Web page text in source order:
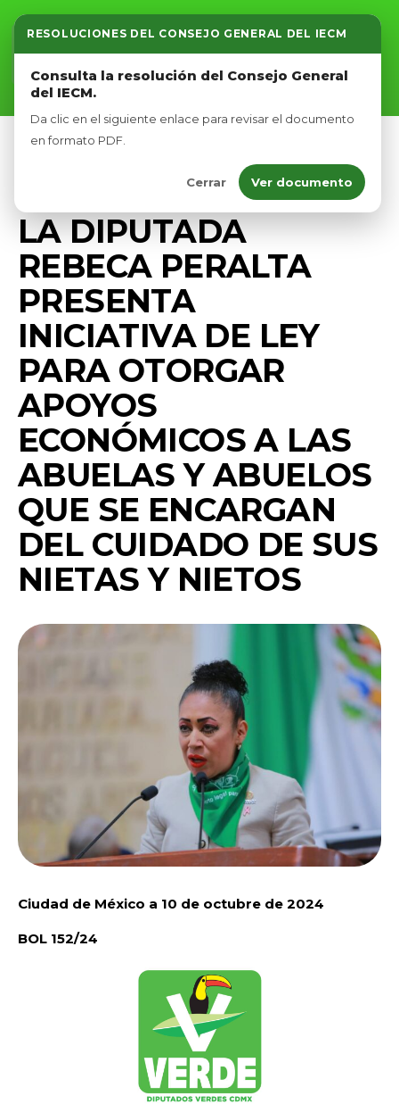
RESOLUCIONES DEL CONSEJO GENERAL DEL IECM
Consulta la resolución del Consejo General
del IECM.
Da clic en el siguiente enlace para revisar el documento
en formato PDF.
Cerrar Ver documento
Inicio
Nosotros
Afíliate
ECONOMÍA
LA DIPUTADA
REBECA PERALTA
PRESENTA
INICIATIVA DE LEY
PARA OTORGAR
APOYOS
ECONÓMICOS A LAS
ABUELAS Y ABUELOS
QUE SE ENCARGAN
DEL CUIDADO DE SUS
NIETAS Y NIETOS
Ciudad de México a 10 de octubre de 2024
BOL 152/24